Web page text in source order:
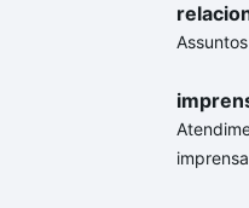
imprensa